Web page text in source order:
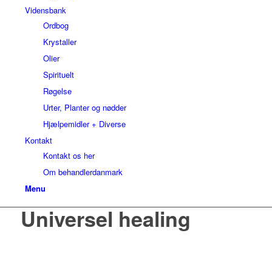
Vidensbank
Ordbog
Krystaller
Olier
Spirituelt
Røgelse
Urter, Planter og nødder
Hjælpemidler + Diverse
Kontakt
Kontakt os her
Om behandlerdanmark
Menu
Universel healing